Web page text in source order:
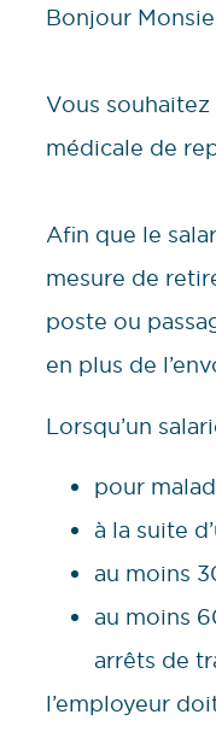
Bonjour
Vous souhaitez
médicale de
Afin que le
mesure de
poste ou
en plus de
Lorsqu’un
pour
à la suite
au moins
au moins
arrêts de
l’employeur